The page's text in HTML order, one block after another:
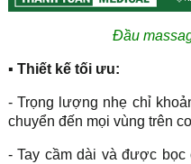
Đầu
▪ Thiết kế tối ưu:
- Trọng lượng nhẹ chỉ
chuyển đến mọi vùng trên
- Tay cầm dài và được